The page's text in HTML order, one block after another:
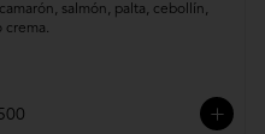
salmón, palta, cebollín,
crema.